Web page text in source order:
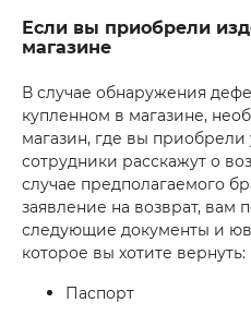
Если вы приобрели
магазине
В случае обнаружения
купленном в магазине,
магазин, где вы
сотрудники расскажут о
случае предполагаемого
заявление на возврат, вам
следующие документы и
которое вы хотите вернуть:
Паспорт